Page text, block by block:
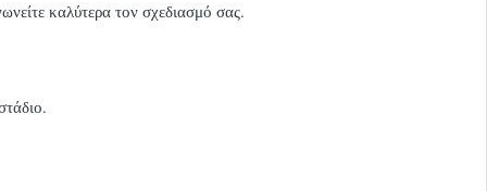
καλύτερα τον σχεδιασμό σας.